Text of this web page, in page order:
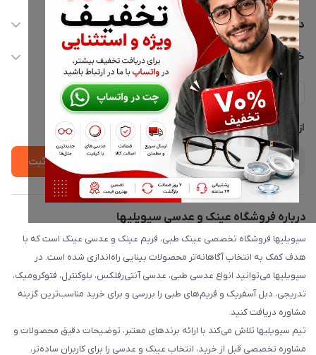
02177116909
info@civiliha.com
ارسال فوری در تهران + ارسال به سراسر کشور
دسترسی سریع
حساب کاربری
مجله فروشگاه
لیست محصولات
درباره ما
خدمات مشتریان
حریم خصوصی
پشتیبانی واتساپ 09397003162
از جدید‌ترین تخفیف‌ها با‌ خبر شوید
ثبت
درباره فروشگاه عینک و عدسی سیویلیها
سیویلیها فروشگاه تخصصی عینک طبی، فریم عینک و عدسی عینک است که با
هدف کمک به انتخاب آگاهانه‌تر محصولات بینایی راه‌اندازی شده است. در
سیویلیها می‌توانید انواع عدسی طبی، عدسی آنتی‌رفلکس، بلوکنترل، فتوکرومیک،
تدریجی، دبل آسفریک و فریم‌های طبی را بررسی و برای خرید مناسب‌ترین گزینه
مشاوره دریافت کنید.
تیم سیویلیها تلاش می‌کند با ارائه برندهای معتبر، توضیحات دقیق محصولات و
مشاوره تخصصی قبل از خرید، انتخاب عینک و عدسی را برای کاربران ساده‌تر،